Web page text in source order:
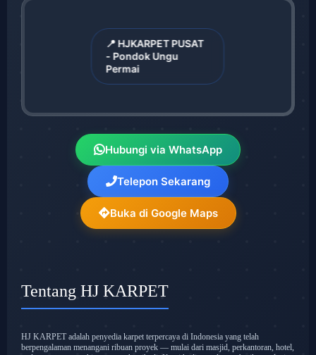
📍 HJKARPET PUSAT
- Pondok Ungu
Permai
Hubungi via WhatsApp
Telepon Sekarang
Buka di Google Maps
Tentang HJ KARPET
HJ KARPET adalah penyedia karpet terpercaya di Indonesia yang telah
berpengalaman menangani ribuan proyek — mulai dari masjid, perkantoran, hotel,